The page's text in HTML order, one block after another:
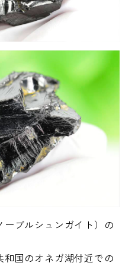
ブルシュンガイト）の
和国のオネガ湖付近での